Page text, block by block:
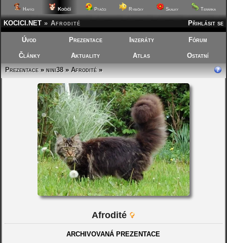
Hafíci Kočičí Ptáčci Rybičky Skalky Terárka
Přihlásit se
KOCICI.NET » Afrodité
Úvod Prezentace Inzeráty Fórum
Články Aktuality Atlas
Ostatní
Prezentace»nini38»Afrodité»
Afrodité
ARCHIVOVANÁ PREZENTACE